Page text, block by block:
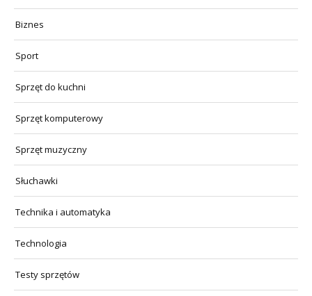
Biznes
Sport
Sprzęt do kuchni
Sprzęt komputerowy
Sprzęt muzyczny
Słuchawki
Technika i automatyka
Technologia
Testy sprzętów